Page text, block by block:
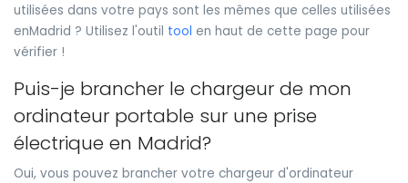
utilisées dans votre pays sont les mêmes que celles utilisées
enMadrid ? Utilisez l'outil tool en haut de cette page pour
vérifier !
Puis-je brancher le chargeur de mon
ordinateur portable sur une prise
électrique en Madrid?
Oui, vous pouvez brancher votre chargeur d'ordinateur